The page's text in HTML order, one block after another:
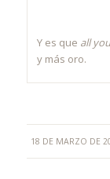
Y es que all
y más oro.
18 DE MARZO DE
/